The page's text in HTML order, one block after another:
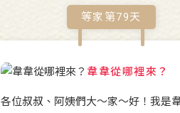
等家第79天
韋韋從哪裡來？
各位叔叔、阿姨們大～家～好！我是